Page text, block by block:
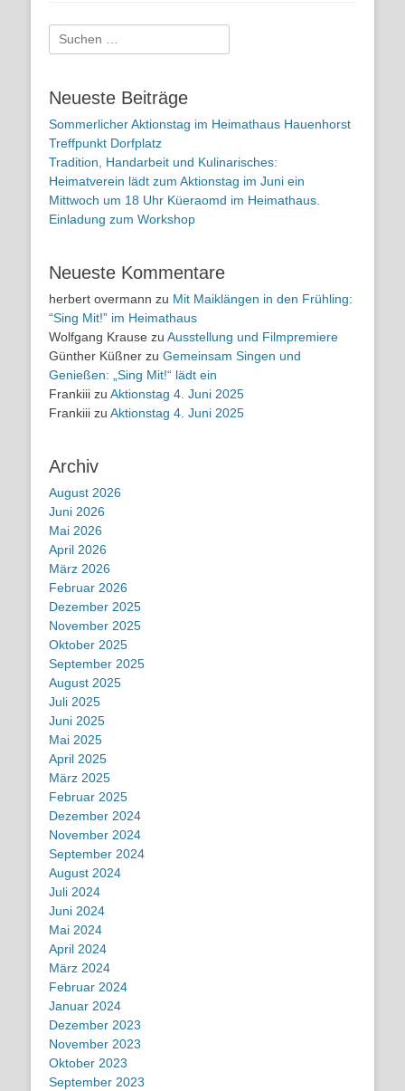
Suchen
nach:
Neueste Beiträge
Sommerlicher Aktionstag im Heimathaus Hauenhorst
Treffpunkt Dorfplatz
Tradition, Handarbeit und Kulinarisches:
Heimatverein lädt zum Aktionstag im Juni ein
Mittwoch um 18 Uhr Küeraomd im Heimathaus.
Einladung zum Workshop
Neueste Kommentare
herbert overmann zu Mit Maiklängen in den Frühling:
“Sing Mit!” im Heimathaus
Wolfgang Krause zu Ausstellung und Filmpremiere
Günther Küßner zu Gemeinsam Singen und
Genießen: „Sing Mit!“ lädt ein
Frankiii zu Aktionstag 4. Juni 2025
Frankiii zu Aktionstag 4. Juni 2025
Archiv
August 2026
Juni 2026
Mai 2026
April 2026
März 2026
Februar 2026
Dezember 2025
November 2025
Oktober 2025
September 2025
August 2025
Juli 2025
Juni 2025
Mai 2025
April 2025
März 2025
Februar 2025
Dezember 2024
November 2024
September 2024
August 2024
Juli 2024
Juni 2024
Mai 2024
April 2024
März 2024
Februar 2024
Januar 2024
Dezember 2023
November 2023
Oktober 2023
September 2023